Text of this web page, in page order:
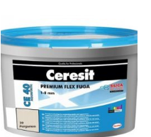
na
želja